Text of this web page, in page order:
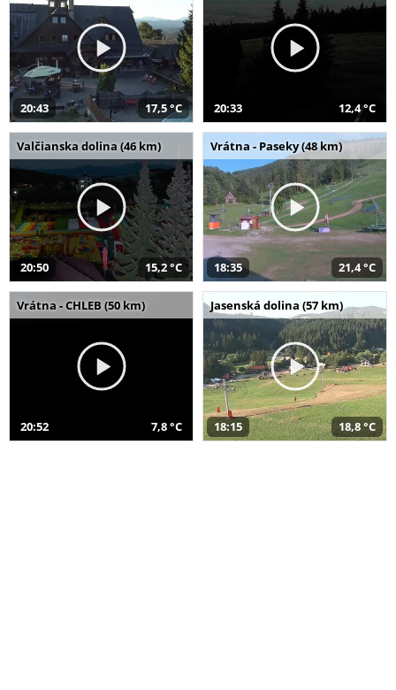
20:43 17,5 °C 20:33 12,4 °C
Valčianska dolina (46 km)
20:50 15,2 °C
Vrátna - Paseky (48 km)
18:35 21,4 °C
Vrátna - CHLEB (50 km)
20:52 7,8 °C
Jasenská dolina (57 km)
18:15 18,8 °C